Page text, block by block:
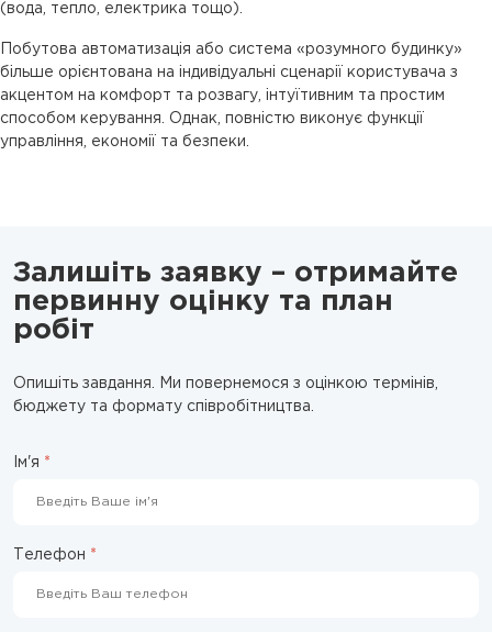
(вода, тепло, електрика тощо).
Побутова автоматизація або система «розумного будинку»
більше орієнтована на індивідуальні сценарії користувача з
акцентом на комфорт та розвагу, інтуїтивним та простим
способом керування. Однак, повністю виконує функції
управління, економії та безпеки.
Залишіть заявку – отримайте
первинну оцінку та план
робіт
Опишіть завдання. Ми повернемося з оцінкою термінів,
бюджету та формату співробітництва.
Ім'я *
Телефон *